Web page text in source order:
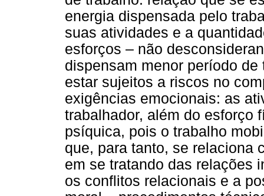
energia dispensada pelo
suas atividades e a
esforços – não
dispensam menor período
estar sujeitos a riscos no
exigências emocionais: as
trabalhador, além do esforço
psíquica, pois o trabalho
que, para tanto, se relaciona
em se tratando das relações
os conflitos relacionais e a